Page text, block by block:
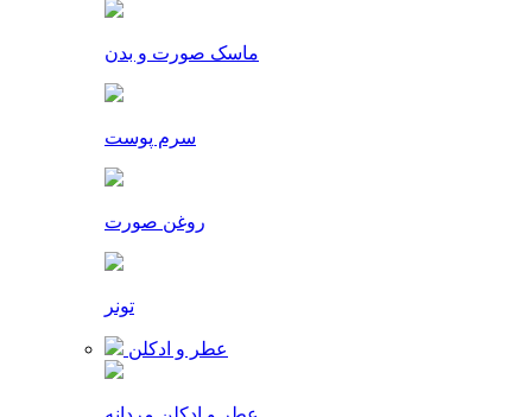
ماسک صورت و بدن
سرم پوست
روغن صورت
تونر
عطر و ادکلن